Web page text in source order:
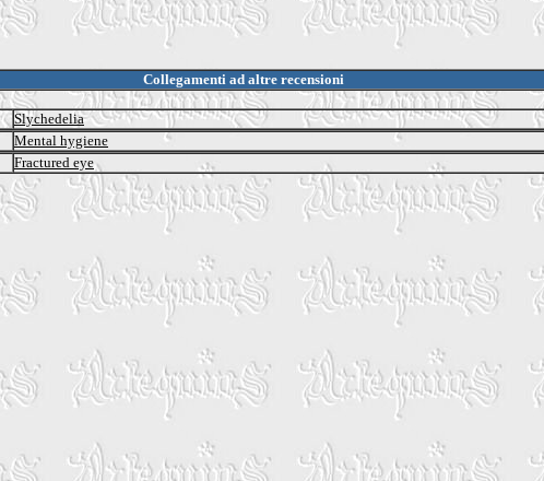
Collegamenti ad altre recensioni
Slychedelia
Mental hygiene
Fractured eye